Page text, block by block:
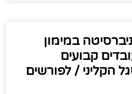
במימון
קבועים
הקליני / לפורשים